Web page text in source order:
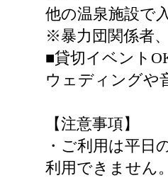
他の温泉施設で
※暴力団関係者
■貸切イベント
ウェディングや
【注意事項】
・ご利用は平日
利用できません。